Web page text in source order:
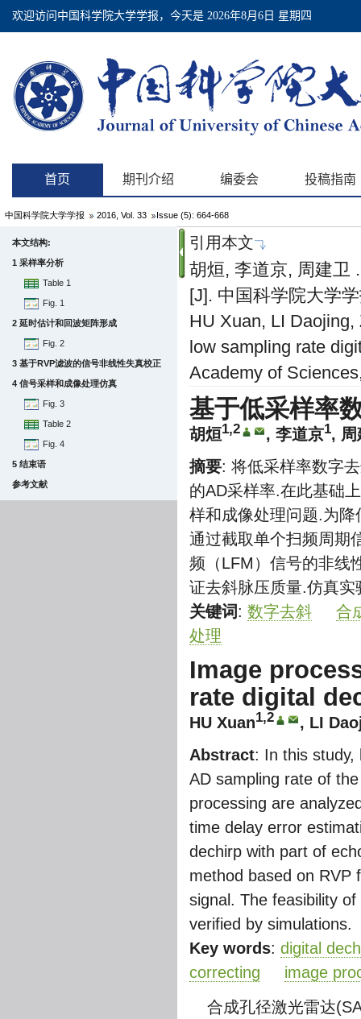
中国科学院大学学报 2016, Vol. 33 Issue (5): 664-668
本文结构:
1 采样率分析
Table 1
Fig. 1
2 延时估计和回波矩阵形成
Fig. 2
3 基于RVP滤波的信号非线性失真校正
4 信号采样和成像处理仿真
Fig. 3
Table 2
Fig. 4
5 结束语
参考文献
引用本文
胡烜, 李道京, 周建卫
[J]. 中国科学院大学
HU Xuan, LI
low sampling rate
Academy of
基于低采样率
胡烜1,2 , 李道京1,
摘要: 将低采样率数字
的AD采样率.在此基础
样和成像处理问题.为
通过截取单个扫频周期
频（LFM）信号的非线
证去斜脉压质量.仿真
关键词: 数字去斜
合
处理
Image
rate digital
HU Xuan1,2 , LI
Abstract: In this study,
AD sampling rate of
processing are
time delay error
dechirp with part of
method based on RVP
signal. The feasibility
verified by simulations.
Key words: digital
correcting
image
合成孔径激光雷达